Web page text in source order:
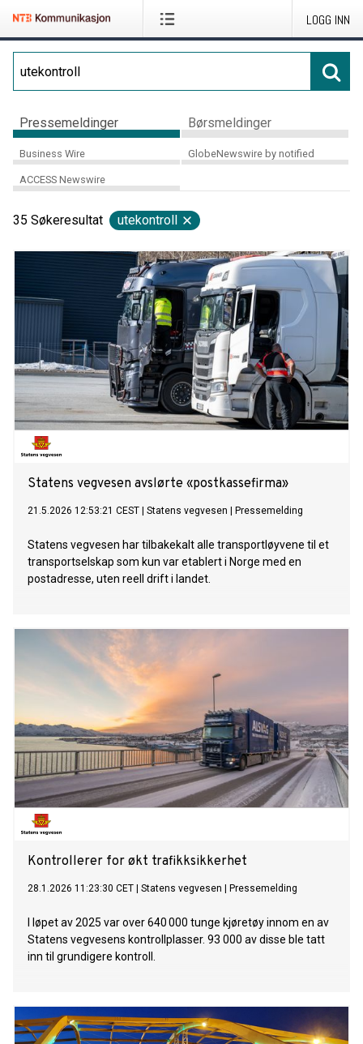
LOGG INN
Pressemeldinger Børsmeldinger
Business Wire GlobeNewswire by notified
ACCESS Newswire
35 Søkeresultat utekontroll
Statens vegvesen avslørte «postkassefirma»
21.5.2026 12:53:21 CEST Statens vegvesen Pressemelding
Statens vegvesen har tilbakekalt alle transportløyvene til et
transportselskap som kun var etablert i Norge med en
postadresse, uten reell drift i landet.
Kontrollerer for økt trafikksikkerhet
28.1.2026 11:23:30 CET Statens vegvesen Pressemelding
I løpet av 2025 var over 640 000 tunge kjøretøy innom en av
Statens vegvesens kontrollplasser. 93 000 av disse ble tatt
inn til grundigere kontroll.